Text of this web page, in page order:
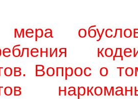
мера
Вопрос о